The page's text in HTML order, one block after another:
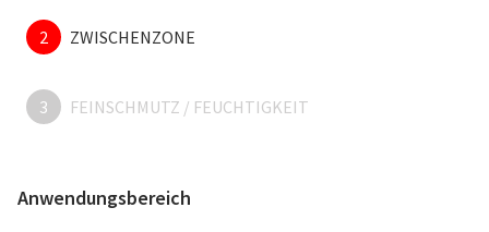
2 ZWISCHENZONE
3 FEINSCHMUTZ / FEUCHTIGKEIT
Anwendungsbereich